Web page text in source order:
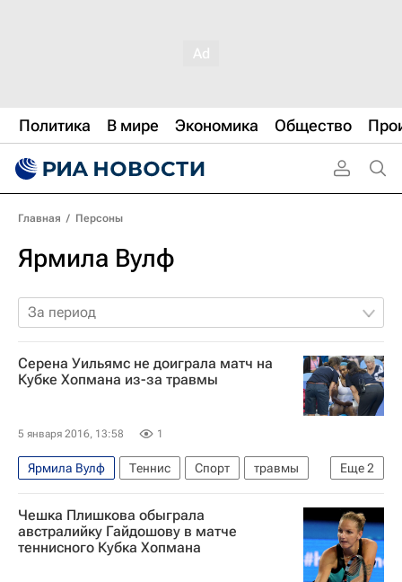
Политика В мире Экономика Общество
Главная / Персоны
Ярмила Вулф
За период
Серена Уильямс не доиграла матч на
Кубке Хопмана из-за травмы
5 января 2016, 13:58 1
Еще2
Ярмила Вулф Теннис Спорт
травмы
Кубок Хопмана
Серена Уильямс
Чешка Плишкова обыграла
австралийку Гайдошову в матче
теннисного Кубка Хопмана